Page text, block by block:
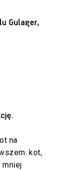
Gulager,
na
kot,
mniej